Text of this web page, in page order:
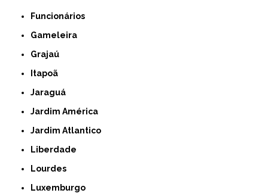
Funcionários
Gameleira
Grajaú
Itapoã
Jaraguá
Jardim América
Jardim Atlantico
Liberdade
Lourdes
Luxemburgo